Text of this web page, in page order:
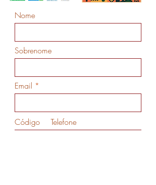
Nome
Sobrenome
Email
Código Telefone